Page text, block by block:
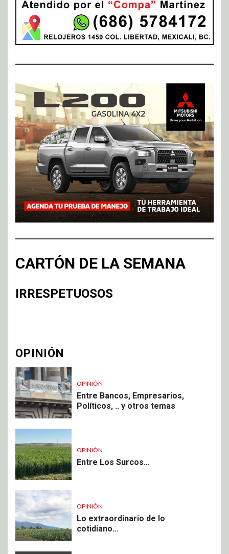
CARTÓN DE LA SEMANA
IRRESPETUOSOS
OPINIÓN
OPINIÓN
Entre Bancos, Empresarios,
Políticos, .. y otros temas
OPINIÓN
Entre Los Surcos…
OPINIÓN
Lo extraordinario de lo
cotidiano…